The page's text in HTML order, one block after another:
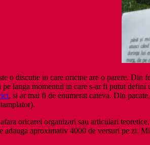
o discutie in care oricine are o parere.
pe langa momentul in care s-ar fi putut
, si ar mai fi de enumerat cateva. Din
oricarei organizari sau articulari
adauga aproximativ 4000 de versuri pe zi.